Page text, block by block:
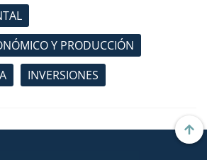
Y PRODUCCIÓN
INVERSIONES